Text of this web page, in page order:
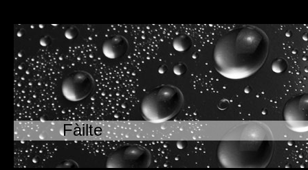
Fàilte